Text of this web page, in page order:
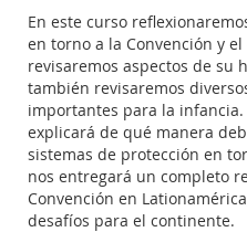
En este curso
en torno a la Convención y
revisaremos aspectos de su
también revisaremos
importantes para la
explicará de qué manera
sistemas de protección en
nos entregará un completo
Convención en
desafíos para el continente.